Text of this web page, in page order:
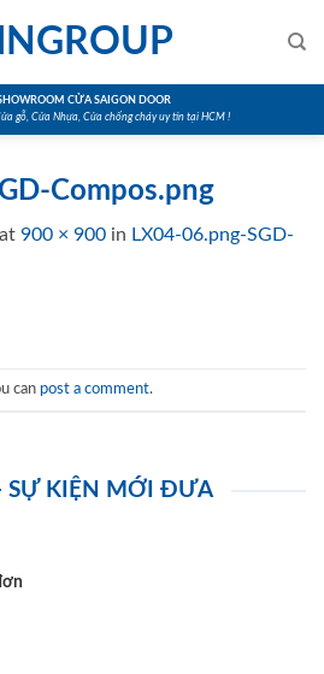
CỬA SAIGON DOOR
gỗ, Cửa Nhựa, Cửa chống cháy uy tín tại HCM !
Compos.png
at 900 × 900 in LX04-06.png-SGD-
can post a comment.
SỰ KIỆN MỚI ĐƯA